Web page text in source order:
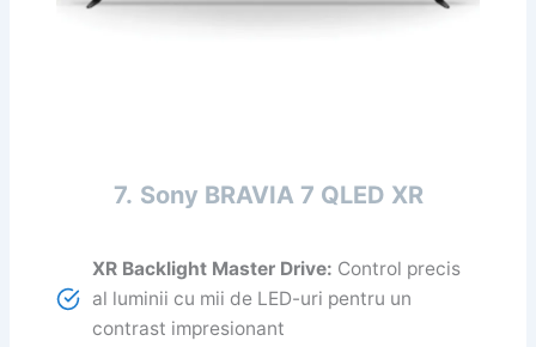
7. Sony BRAVIA 7 QLED XR
XR Backlight Master Drive: Control precis
al luminii cu mii de LED-uri pentru un
contrast impresionant